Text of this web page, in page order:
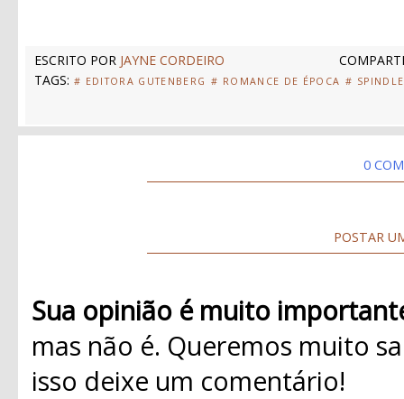
ESCRITO POR JAYNE CORDEIRO
TAGS: # EDITORA GUTENBERG # ROMANCE DE ÉPOCA #
0
POSTAR
Sua opinião é muito
mas não é. Queremos muito
isso deixe um comentário!